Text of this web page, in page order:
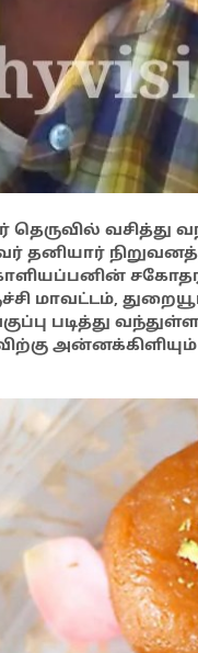
தெருவில் வசித்து
தனியார்
மாவட்டம்,
படித்து
அன்னக்கிளியும்